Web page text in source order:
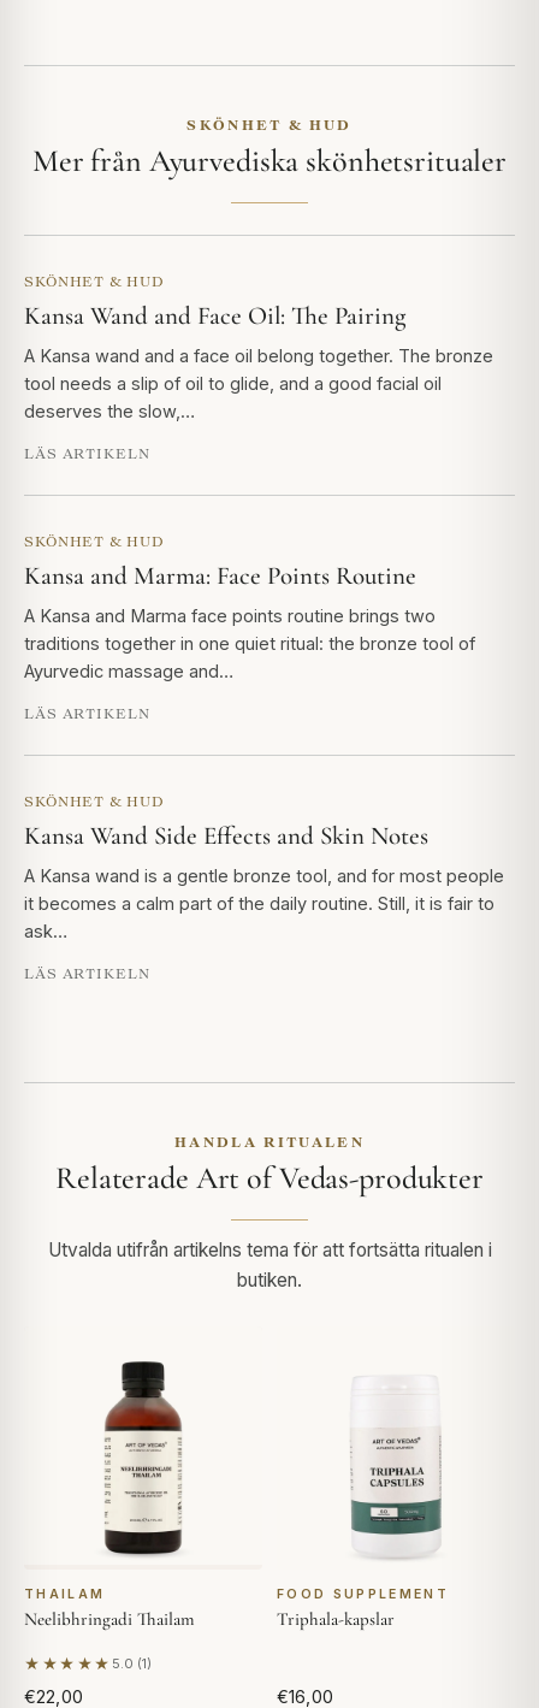
SKÖNHET & HUD
Mer från Ayurvediska skönhetsritualer
SKÖNHET & HUD
Kansa Wand and Face Oil: The Pairing
A Kansa wand and a face oil belong together. The bronze
tool needs a slip of oil to glide, and a good facial oil
deserves the slow,…
LÄS ARTIKELN
SKÖNHET & HUD
Kansa and Marma: Face Points Routine
A Kansa and Marma face points routine brings two
traditions together in one quiet ritual: the bronze tool of
Ayurvedic massage and…
LÄS ARTIKELN
SKÖNHET & HUD
Kansa Wand Side Effects and Skin Notes
A Kansa wand is a gentle bronze tool, and for most people
it becomes a calm part of the daily routine. Still, it is fair to
ask…
LÄS ARTIKELN
HANDLA RITUALEN
Relaterade Art of Vedas-produkter
Utvalda utifrån artikelns tema för att fortsätta ritualen i
butiken.
THAILAM
Neelibhringadi Thailam
★★★★★ 5.0 (1)
Baserat på 1 recension
€22,00
FOOD SUPPLEMENT
Triphala-kapslar
€16,00